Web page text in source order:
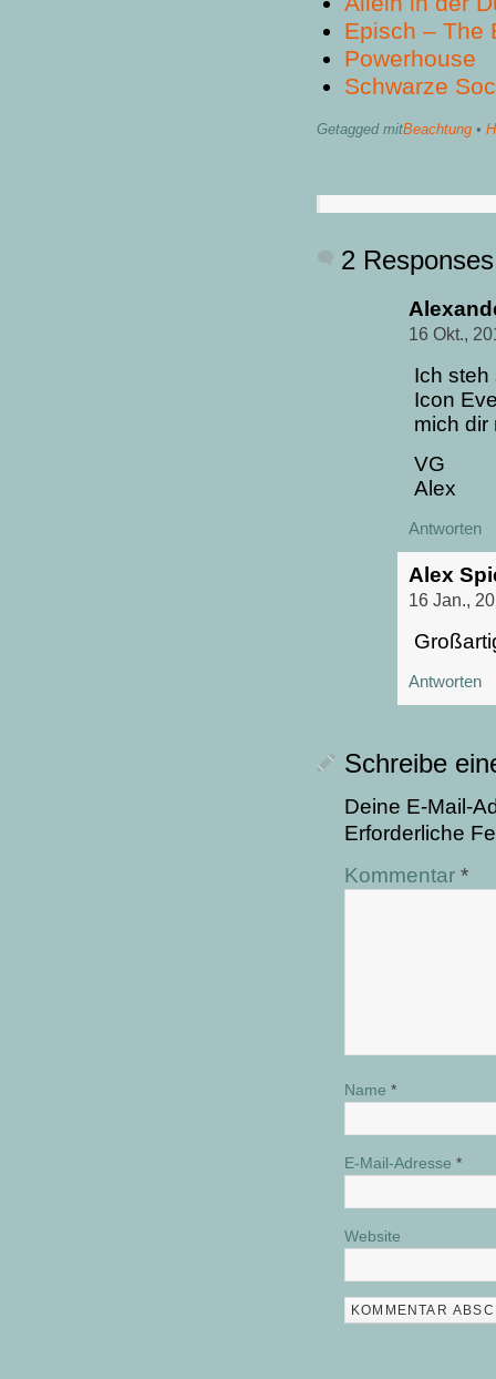
Episch – The
Powerhouse
Schwarze
Getagged mitBeachtung •
2
16 Okt.,
Ich steh
Icon
mich dir
VG
Alex
Antworten
Alex
16 Jan.,
Antworten
Schreibe
Deine E-Mail-
Erforderliche
Kommentar *
Name *
E-Mail-Adresse *
Website